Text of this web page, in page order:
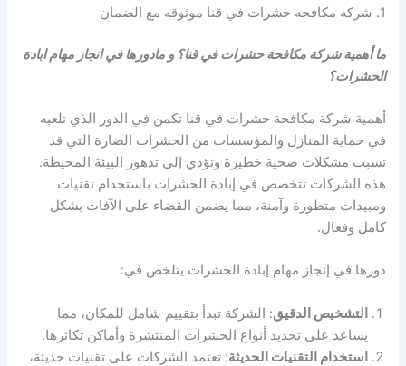
1. شركه مكافحه حشرات في قنا موثوقه مع الضمان
ما أهمية شركة مكافحة حشرات في قنا؟ و مادورها في انجاز مهام ابادة
الحشرات؟
أهمية شركة مكافحة حشرات في قنا تكمن في الدور الذي تلعبه
في حماية المنازل والمؤسسات من الحشرات الضارة التي قد
تسبب مشكلات صحية خطيرة وتؤدي إلى تدهور البيئة المحيطة.
هذه الشركات تتخصص في إبادة الحشرات باستخدام تقنيات
ومبيدات متطورة وآمنة، مما يضمن القضاء على الآفات بشكل
كامل وفعال.
دورها في إنجاز مهام إبادة الحشرات يتلخص في:
التشخيص الدقيق: الشركة تبدأ بتقييم شامل للمكان، مما
يساعد على تحديد أنواع الحشرات المنتشرة وأماكن تكاثرها.
استخدام التقنيات الحديثة: تعتمد الشركات على تقنيات حديثة،